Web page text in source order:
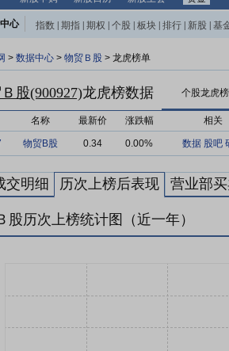
心 指数 期指 期权 个股 板块 排行 新股 基
> 数据中心 > 物贸Ｂ股 > 龙虎榜单
股(900927)龙虎榜数据 个股龙虎榜
名称 最新价 涨跌幅 相关
物贸B股 0.34 0.00% 数据 股吧
交明细 历次上榜后表现 营业部
股历次上榜统计图（近一年）